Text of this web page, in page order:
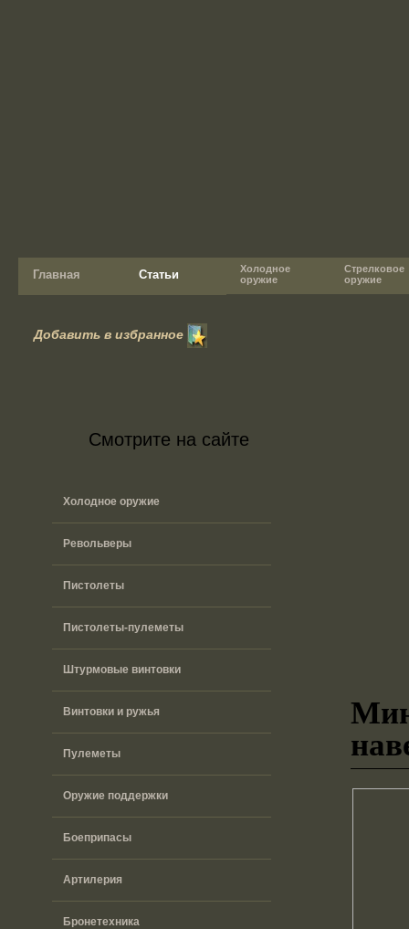
Главная Статьи
Холодное
оружие
Стрелковое
оружие
Добавить в избранное
Смотрите на сайте
Холодное оружие
Револьверы
Пистолеты
Пистолеты-пулеметы
Штурмовые винтовки
Винтовки и ружья
Пулеметы
Оружие поддержки
Боеприпасы
Артилерия
Бронетехника